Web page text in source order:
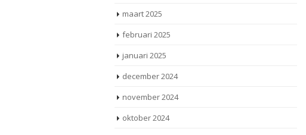
maart 2025
februari 2025
januari 2025
december 2024
november 2024
oktober 2024